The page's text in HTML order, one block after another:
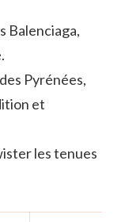
Balenciaga,
Pyrénées,
et
les tenues